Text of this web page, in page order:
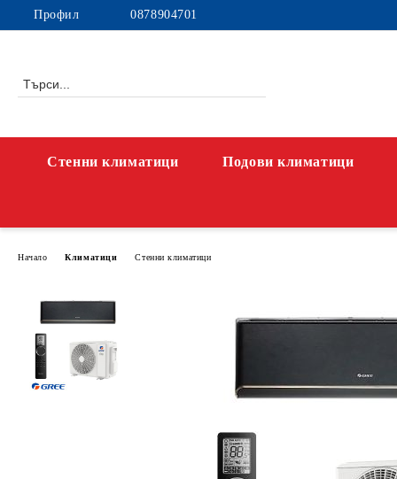
Профил 0878904701
Стенни климатици Подови климатици
Начало Климатици Стенни климатици